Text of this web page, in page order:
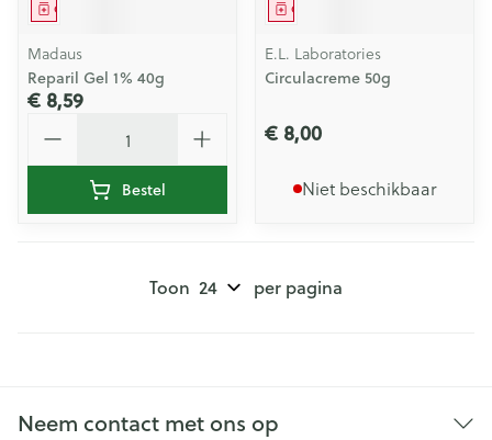
Geneesmiddel
Madaus
Reparil Gel 1% 40g
€ 8,59
Bestel
Geneesmiddel
E.L. Laboratories
Circulacreme 50g
€ 8,00
Niet beschikbaar
Toon per pagina
Neem contact met ons op